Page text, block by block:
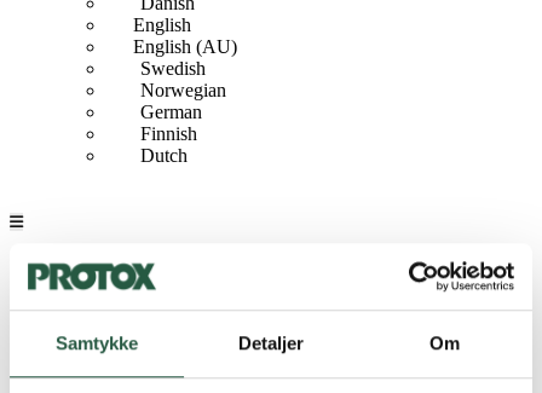
Samtykke Detaljer Om
English
English (AU)
Swedish
Norwegian
German
Finnish
Dutch
Produkter
PROTOX®Guide
PROTOX AI-Assistenter
PROTOX Produktguide
PROTOX Fotogalleri
PROTOX®Håndbogen